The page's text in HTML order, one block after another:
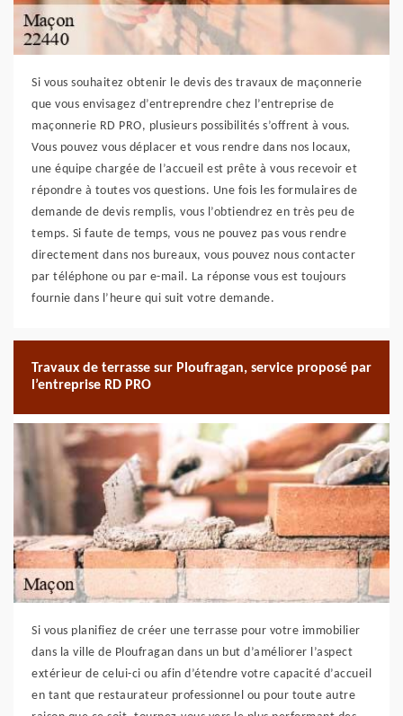
Si vous souhaitez obtenir le devis des travaux de maçonnerie
que vous envisagez d’entreprendre chez l’entreprise de
maçonnerie RD PRO, plusieurs possibilités s’offrent à vous.
Vous pouvez vous déplacer et vous rendre dans nos locaux,
une équipe chargée de l’accueil est prête à vous recevoir et
répondre à toutes vos questions. Une fois les formulaires de
demande de devis remplis, vous l’obtiendrez en très peu de
temps. Si faute de temps, vous ne pouvez pas vous rendre
directement dans nos bureaux, vous pouvez nous contacter
par téléphone ou par e-mail. La réponse vous est toujours
fournie dans l’heure qui suit votre demande.
Travaux de terrasse sur Ploufragan, service proposé par
l’entreprise RD PRO
Si vous planifiez de créer une terrasse pour votre immobilier
dans la ville de Ploufragan dans un but d’améliorer l’aspect
extérieur de celui-ci ou afin d’étendre votre capacité d’accueil
en tant que restaurateur professionnel ou pour toute autre